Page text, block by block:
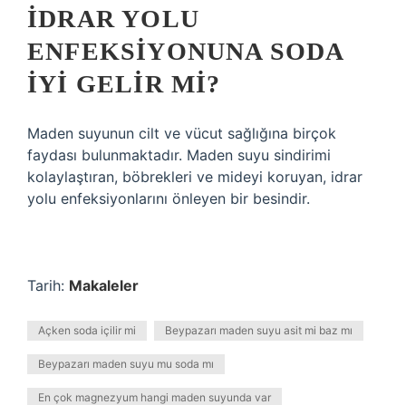
İDRAR YOLU
ENFEKSIYONUNA SODA
IYI GELIR MI?
Maden suyunun cilt ve vücut sağlığına birçok
faydası bulunmaktadır. Maden suyu sindirimi
kolaylaştıran, böbrekleri ve mideyi koruyan, idrar
yolu enfeksiyonlarını önleyen bir besindir.
Tarih: Makaleler
Açken soda içilir mi Beypazarı maden suyu asit mi baz mı
Beypazarı maden suyu mu soda mı
En çok magnezyum hangi maden suyunda var